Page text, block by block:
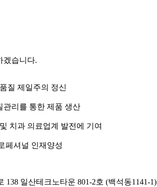
겠습니다.
질 제일주의 정신
관리를 통한 제품 생산
치과 의료업계 발전에 기여
페셔널 인재양성
138 일산테크노타운 801-2호 (백석동1141-1)